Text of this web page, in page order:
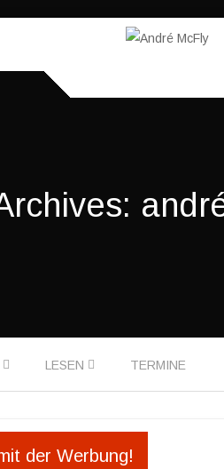
LESEN TERMINE
der Werbung!